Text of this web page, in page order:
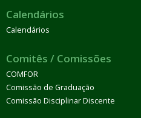
Calendários
Calendários
Comitês / Comissões
COMFOR
Comissão de Graduação
Comissão Disciplinar Discente